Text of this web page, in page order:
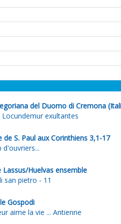
del Duomo di Cremona
Locundemur exultantes
de S. Paul aux Corinthiens 3,1-17
d'ouvriers...
Lassus/Huelvas ensemble
san pietro - 11
Gospodi
aime la vie ... Antienne